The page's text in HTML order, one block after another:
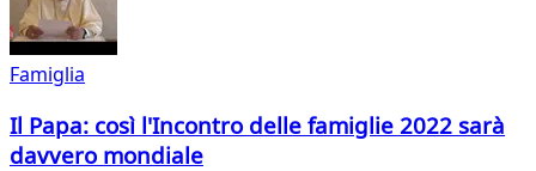
Famiglia
Il Papa: così l'Incontro delle famiglie 2022 sarà
davvero mondiale